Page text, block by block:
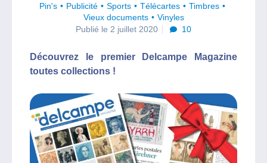
Pin's
Publicité Sports Télécartes
Timbres
Vieux documents
Vinyles
Publié le 2 juillet 2020
10
Découvrez le premier Delcampe Magazine
toutes collections !